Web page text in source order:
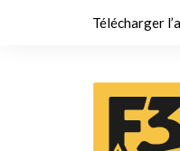
Télécharger